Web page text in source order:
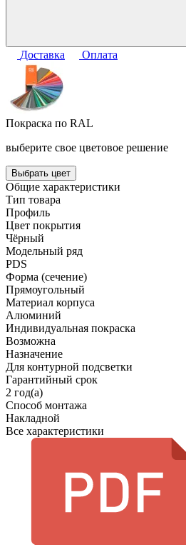
Доставка Оплата
Покраска по RAL
выберите свое цветовое решение
Выбрать цвет
Общие характеристики
Тип товара
Профиль
Цвет покрытия
Чёрный
Модельный ряд
PDS
Форма (сечение)
Прямоугольный
Материал корпуса
Алюминий
Индивидуальная покраска
Возможна
Назначение
Для контурной подсветки
Гарантийный срок
2 год(а)
Способ монтажа
Накладной
Все характеристики